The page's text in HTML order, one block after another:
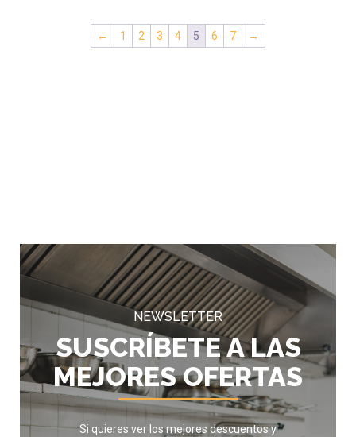
← 1 2 3 4 5 6 7 →
NEWSLETTER
SUSCRÍBETE A LAS
MEJORES OFERTAS
Si quieres ver los mejores descuentos y